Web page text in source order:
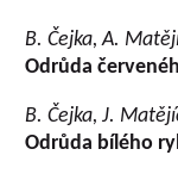
B. Čejka, A.
Odrůda
B. Čejka, J.
Odrůda bílého